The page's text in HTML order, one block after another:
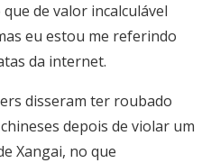
de valor incalculável
eu estou me referindo
da internet.
disseram ter roubado
depois de violar um
Xangai, no que